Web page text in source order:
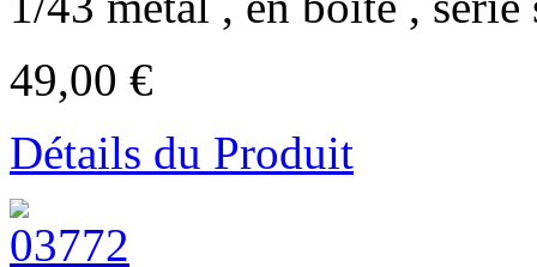
49,00 €
Détails du Produit